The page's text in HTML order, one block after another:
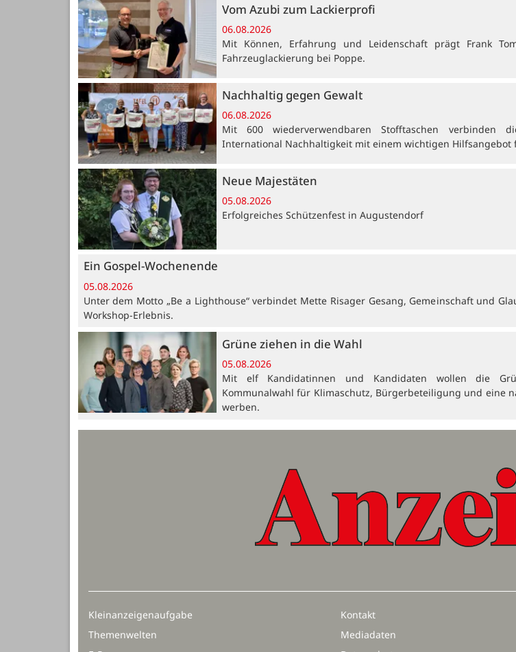
Vom Azubi zum Lackierprofi
06.08.2026
Mit Können, Erfahrung und Leidenschaft prägt Frank
Fahrzeuglackierung bei Poppe.
Nachhaltig gegen Gewalt
06.08.2026
Mit 600 wiederverwendbaren Stofftaschen verbinden
International Nachhaltigkeit mit einem wichtigen Hilfsangebot
Neue Majestäten
05.08.2026
Erfolgreiches Schützenfest in Augustendorf
Ein Gospel-Wochenende
05.08.2026
Unter dem Motto „Be a Lighthouse“ verbindet Mette Risager Gesang, Gemeinschaft und
Workshop-Erlebnis.
Grüne ziehen in die Wahl
05.08.2026
Mit elf Kandidatinnen und Kandidaten wollen die
Kommunalwahl für Klimaschutz, Bürgerbeteiligung und eine
werben.
Kleinanzeigenaufgabe
Themenwelten
Kontakt
Mediadaten